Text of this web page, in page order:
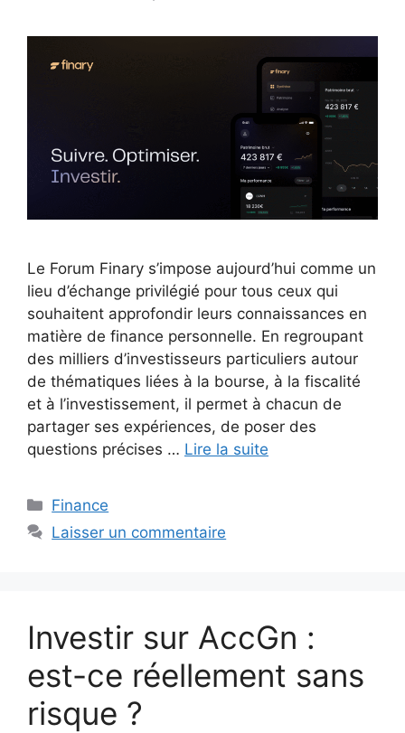
Le Forum Finary s’impose aujourd’hui comme un
lieu d’échange privilégié pour tous ceux qui
souhaitent approfondir leurs connaissances en
matière de finance personnelle. En regroupant
des milliers d’investisseurs particuliers autour
de thématiques liées à la bourse, à la fiscalité
et à l’investissement, il permet à chacun de
partager ses expériences, de poser des
questions précises … Lire la suite
Catégories
Finance
Laisser un commentaire
Investir sur AccGn :
est-ce réellement sans
risque ?